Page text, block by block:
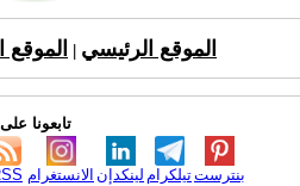
الموقع الرئيسي
تابعونا
الانستغرام لينكدإن تيلكرامبنترست